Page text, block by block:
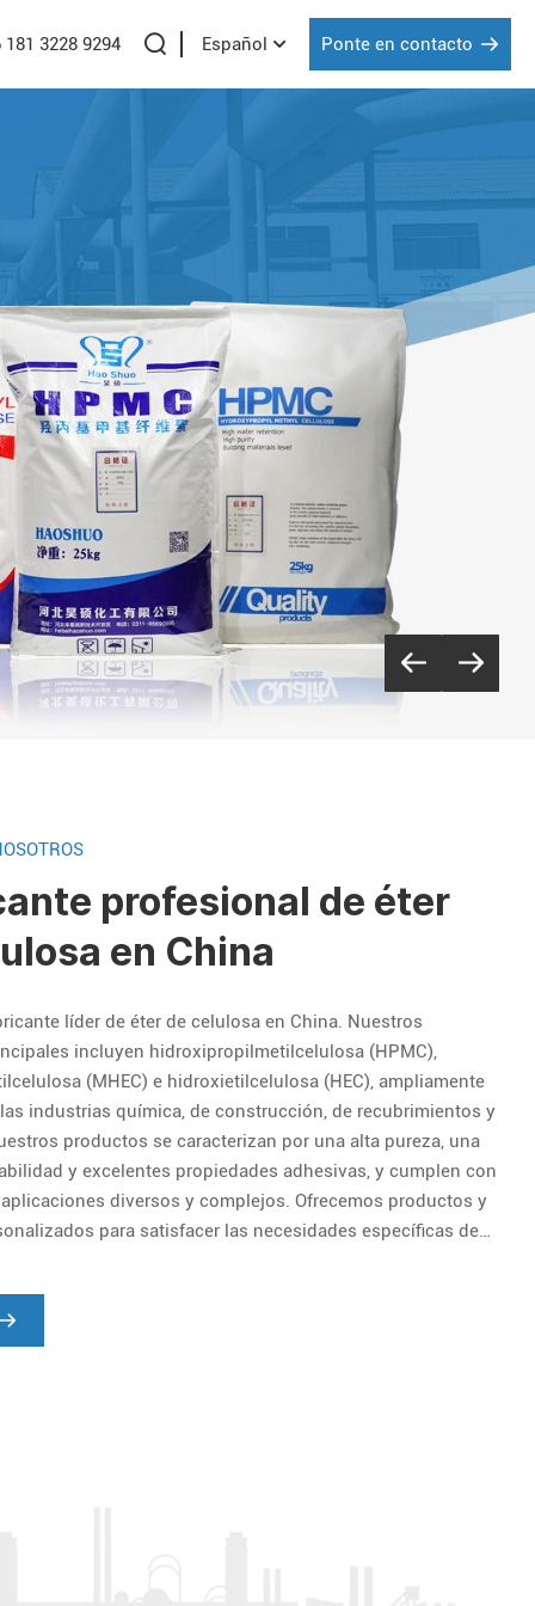
181 3228 9294 Español Ponte en contacto
profesional de éter
en China
líder de éter de celulosa en China. Nuestros
incluyen hidroxipropilmetilcelulosa (HPMC),
(MHEC) e hidroxietilcelulosa (HEC), ampliamente
industrias química, de construcción, de recubrimientos y
productos se caracterizan por una alta pureza, una
y excelentes propiedades adhesivas, y cumplen con
diversos y complejos. Ofrecemos productos y
para satisfacer las necesidades específicas de